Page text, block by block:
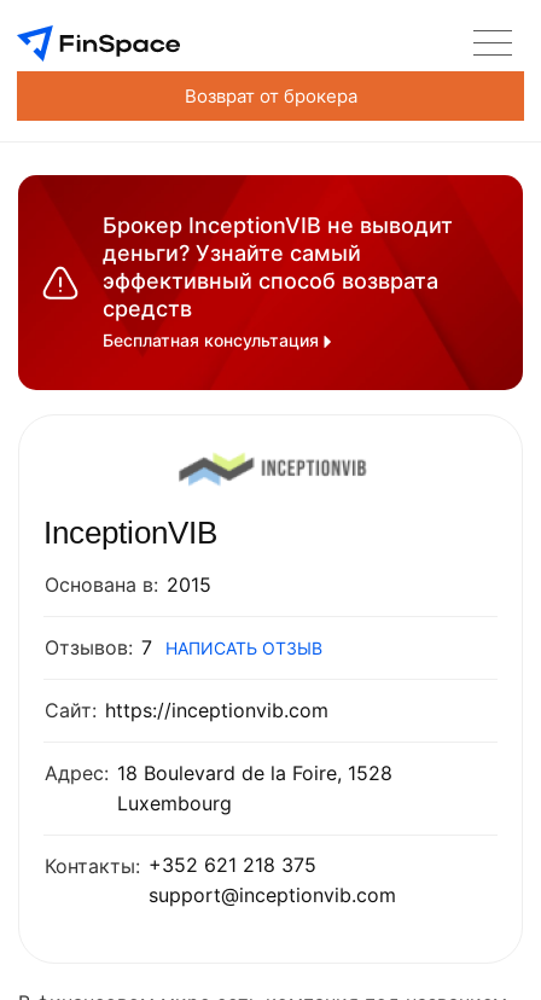
Возврат от брокера
Брокер InceptionVIB не выводит
деньги? Узнайте самый
эффективный способ возврата
средств
Бесплатная консультация
InceptionVIB
Основана в: 2015
Отзывов: 7 НАПИСАТЬ ОТЗЫВ
Сайт: https://inceptionvib.com
Адрес: 18 Boulevard de la Foire, 1528
Luxembourg
Контакты: +352 621 218 375
support@inceptionvib.com